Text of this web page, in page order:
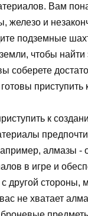
Вам
железо и
подземные
чтобы
соберете
приступить
к
алмазы -
в игре и
другой стороны,
не хватает